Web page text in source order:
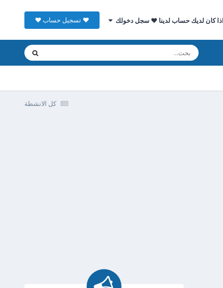
اذا كان لديك حساب لدينا ♥ سجل دخولك ♥ تسجيل حساب ♥
كل الانشطة